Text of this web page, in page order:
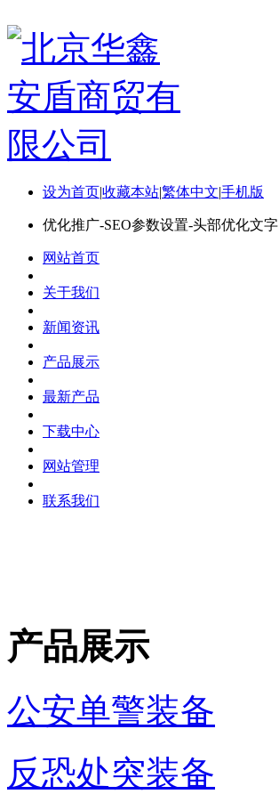
设为首页|收藏本站|繁体中文|手机版
优化推广-SEO参数设置-头部优化文字
网站首页
关于我们
新闻资讯
产品展示
最新产品
下载中心
网站管理
联系我们
产品展示
公安单警装备
反恐处突装备